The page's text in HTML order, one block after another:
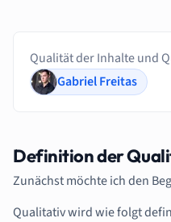
Qualität der Inhalte und
Gabriel Freitas
Definition der
Zunächst möchte ich den
Qualitativ wird wie folgt